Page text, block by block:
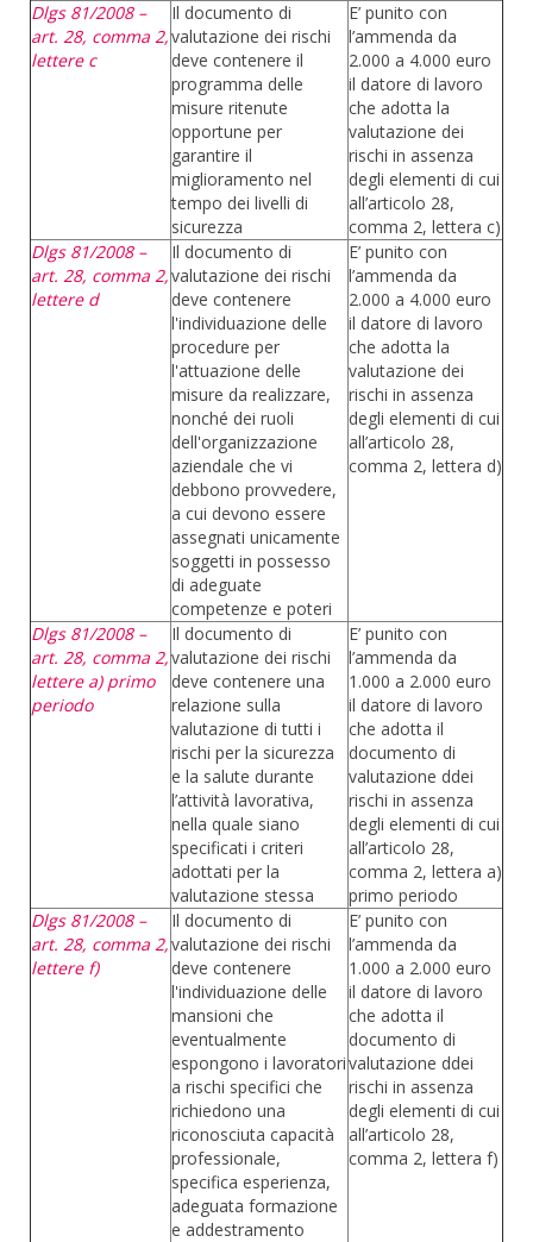
Dlgs 81/2008 –
art. 28, comma 2,
lettere c
Il documento di
valutazione dei rischi
deve contenere il
programma delle
misure ritenute
opportune per
garantire il
miglioramento nel
tempo dei livelli di
sicurezza
E’ punito con
l’ammenda da
2.000 a 4.000 euro
il datore di lavoro
che adotta la
valutazione dei
rischi in assenza
degli elementi di cui
all’articolo 28,
comma 2, lettera c)
Dlgs 81/2008 –
art. 28, comma 2,
lettere d
Il documento di
valutazione dei rischi
deve contenere
l'individuazione delle
procedure per
l'attuazione delle
misure da realizzare,
nonché dei ruoli
dell'organizzazione
aziendale che vi
debbono provvedere,
a cui devono essere
assegnati unicamente
soggetti in possesso
di adeguate
competenze e poteri
E’ punito con
l’ammenda da
2.000 a 4.000 euro
il datore di lavoro
che adotta la
valutazione dei
rischi in assenza
degli elementi di cui
all’articolo 28,
comma 2, lettera d)
Dlgs 81/2008 –
art. 28, comma 2,
lettere a) primo
periodo
Il documento di
valutazione dei rischi
deve contenere una
relazione sulla
valutazione di tutti i
rischi per la sicurezza
e la salute durante
l’attività lavorativa,
nella quale siano
specificati i criteri
adottati per la
valutazione stessa
E’ punito con
l’ammenda da
1.000 a 2.000 euro
il datore di lavoro
che adotta il
documento di
valutazione ddei
rischi in assenza
degli elementi di cui
all’articolo 28,
comma 2, lettera a)
primo periodo
Dlgs 81/2008 –
art. 28, comma 2,
lettere f)
Il documento di
valutazione dei rischi
deve contenere
l'individuazione delle
mansioni che
eventualmente
espongono i lavoratori
a rischi specifici che
richiedono una
riconosciuta capacità
professionale,
specifica esperienza,
adeguata formazione
e addestramento
E’ punito con
l’ammenda da
1.000 a 2.000 euro
il datore di lavoro
che adotta il
documento di
valutazione ddei
rischi in assenza
degli elementi di cui
all’articolo 28,
comma 2, lettera f)